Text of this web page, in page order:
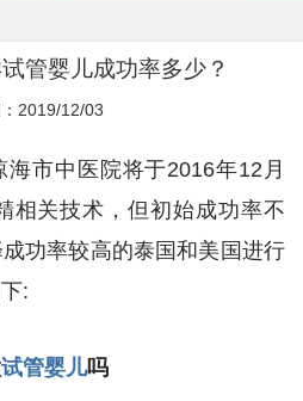
管婴儿成功率多少？
2019/12/03
市中医院将于2016年12月
相关技术，但初始成功率不
功率较高的泰国和美国进行
:
试管婴儿吗